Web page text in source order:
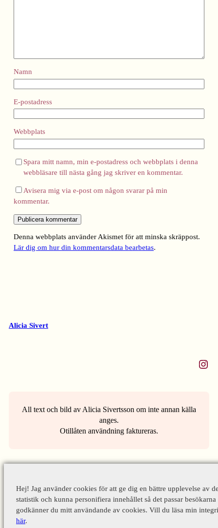
Namn
E-postadress
Webbplats
Spara mitt namn, min e-postadress och webbplats i denna
webbläsare till nästa gång jag skriver en kommentar.
Avisera mig via e-post om någon svarar på min
kommentar.
Denna webbplats använder Akismet för att minska skräppost.
Lär dig om hur din kommentarsdata bearbetas.
Alicia Sivert
Instagram
All text och bild av Alicia Sivertsson om inte annan källa
anges.
Otillåten användning faktureras.
Hej! Jag använder cookies för att ge dig en bättre upplevelse av
statistik och kunna personifiera innehållet så det passar
godkänner du mitt användande av cookies. Vill du läsa min
här.